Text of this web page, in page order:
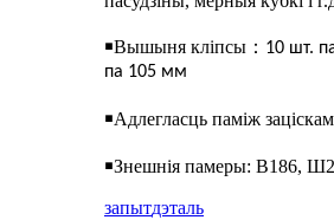
￭Вышыня кліпсы ： 10 шт.
па 105 мм
￭Адлегласць паміж
￭Знешнія памеры: В186,
запытдэталь